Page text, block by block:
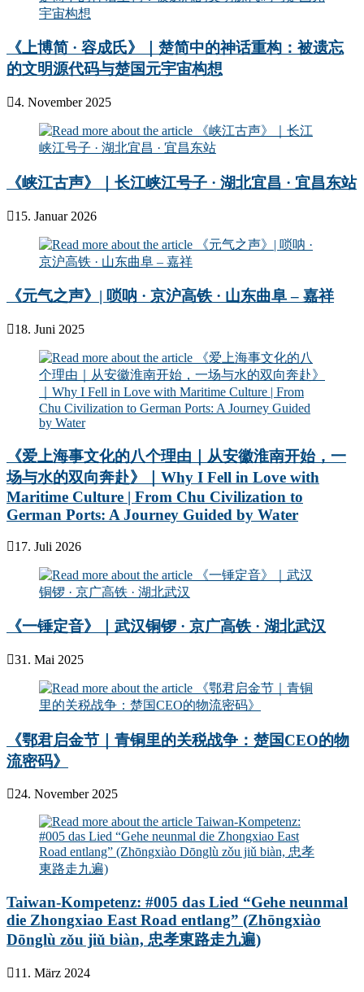
《上博简 · 容成氏》｜楚简中的神话重构：被遗忘
的文明源代码与楚国元宇宙构想
4. November 2025
《峡江古声》｜长江峡江号子 · 湖北宜昌 · 宜昌东站
15. Januar 2026
《元气之声》| 唢呐 · 京沪高铁 · 山东曲阜 – 嘉祥
18. Juni 2025
《爱上海事文化的八个理由｜从安徽淮南开始，一
场与水的双向奔赴》｜Why I Fell in Love with
Maritime Culture | From Chu Civilization to
German Ports: A Journey Guided by Water
17. Juli 2026
《一锤定音》｜武汉铜锣 · 京广高铁 · 湖北武汉
31. Mai 2025
《鄂君启金节｜青铜里的关税战争：楚国CEO的物
流密码》
24. November 2025
Taiwan-Kompetenz: #005 das Lied “Gehe neunmal
die Zhongxiao East Road entlang” (Zhōngxiào
Dōnglù zǒu jiǔ biàn, 忠孝東路走九遍)
11. März 2024